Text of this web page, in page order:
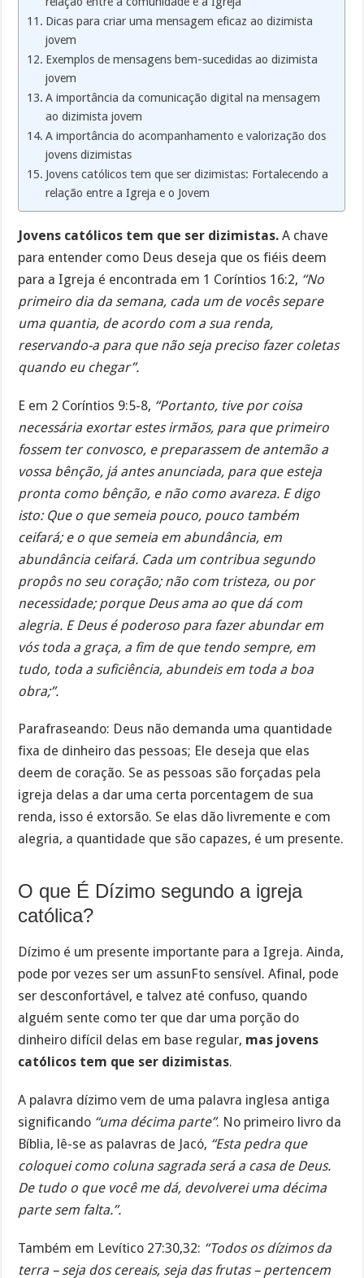
Dicas para criar uma mensagem eficaz ao dizimista
jovem
Exemplos de mensagens bem-sucedidas ao dizimista
jovem
A importância da comunicação digital na mensagem
ao dizimista jovem
A importância do acompanhamento e valorização dos
jovens dizimistas
Jovens católicos tem que ser dizimistas: Fortalecendo a
relação entre a Igreja e o Jovem
Jovens católicos tem que ser dizimistas. A chave
para entender como Deus deseja que os fiéis deem
para a Igreja é encontrada em 1 Coríntios 16:2, “No
primeiro dia da semana, cada um de vocês separe
uma quantia, de acordo com a sua renda,
reservando-a para que não seja preciso fazer coletas
quando eu chegar”.
E em 2 Coríntios 9:5-8, “Portanto, tive por coisa
necessária exortar estes irmãos, para que primeiro
fossem ter convosco, e preparassem de antemão a
vossa bênção, já antes anunciada, para que esteja
pronta como bênção, e não como avareza. E digo
isto: Que o que semeia pouco, pouco também
ceifará; e o que semeia em abundância, em
abundância ceifará. Cada um contribua segundo
propôs no seu coração; não com tristeza, ou por
necessidade; porque Deus ama ao que dá com
alegria. E Deus é poderoso para fazer abundar em
vós toda a graça, a fim de que tendo sempre, em
tudo, toda a suficiência, abundeis em toda a boa
obra;”.
Parafraseando: Deus não demanda uma quantidade
fixa de dinheiro das pessoas; Ele deseja que elas
deem de coração. Se as pessoas são forçadas pela
igreja delas a dar uma certa porcentagem de sua
renda, isso é extorsão. Se elas dão livremente e com
alegria, a quantidade que são capazes, é um presente.
O que É Dízimo segundo a igreja
católica?
Dízimo é um presente importante para a Igreja. Ainda,
pode por vezes ser um assunFto sensível. Afinal, pode
ser desconfortável, e talvez até confuso, quando
alguém sente como ter que dar uma porção do
dinheiro difícil delas em base regular, mas jovens
católicos tem que ser dizimistas.
A palavra dízimo vem de uma palavra inglesa antiga
significando “uma décima parte”. No primeiro livro da
Bíblia, lê-se as palavras de Jacó, “Esta pedra que
coloquei como coluna sagrada será a casa de Deus.
De tudo o que você me dá, devolverei uma décima
parte sem falta.”.
Também em Levítico 27:30,32: “Todos os dízimos da
terra – seja dos cereais, seja das frutas – pertencem